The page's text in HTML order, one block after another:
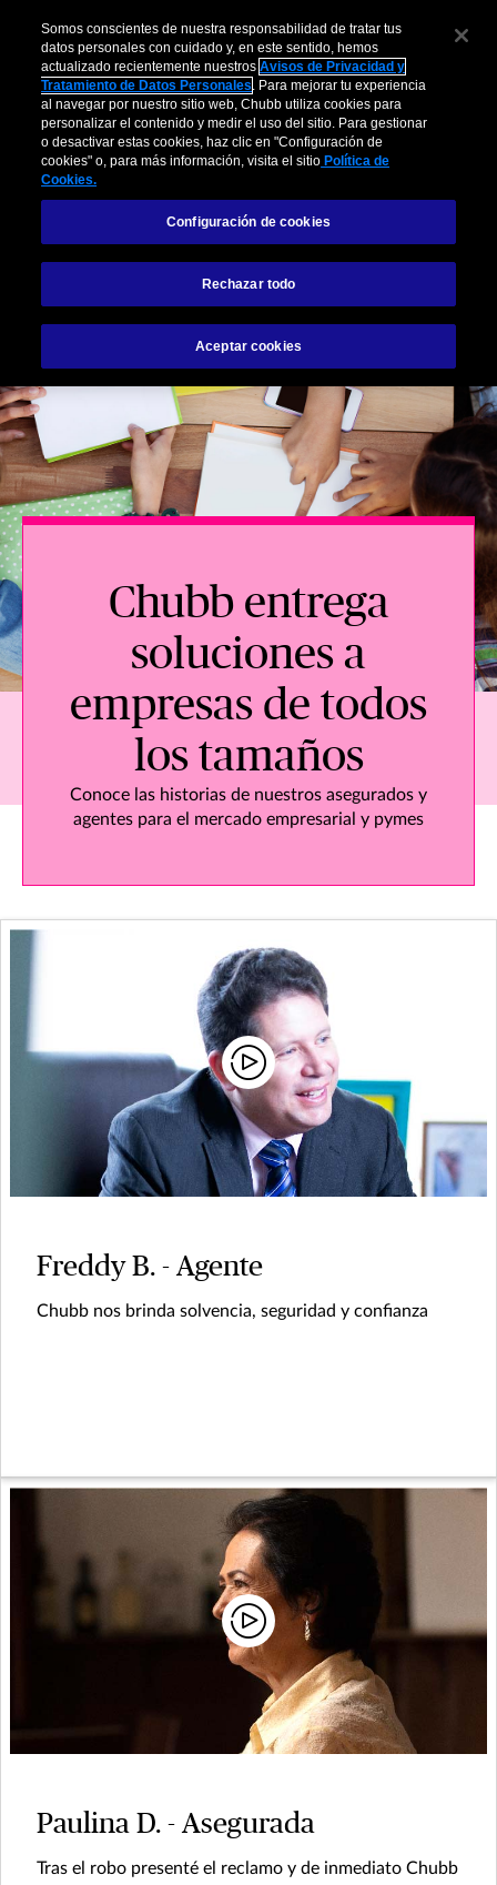
Chubb entrega
soluciones a
empresas de todos
los tamaños
Conoce las historias de nuestros asegurados y
agentes para el mercado empresarial y pymes
Freddy B. - Agente
Chubb nos brinda solvencia, seguridad y confianza
Paulina D. - Asegurada
Tras el robo presenté el reclamo y de inmediato Chubb
Somos conscientes de nuestra responsabilidad de tratar tus
datos personales con cuidado y, en este sentido, hemos
actualizado recientemente nuestrosAvisos de Privacidad y
Tratamiento de Datos Personales. Para mejorar tu experiencia
al navegar por nuestro sitio web, Chubb utiliza cookies para
personalizar el contenido y medir el uso del sitio. Para gestionar
o desactivar estas cookies, haz clic en "Configuración de
cookies" o, para más información, visita el sitio Política de
Cookies.
Configuración de cookies
Rechazar todo
Aceptar cookies